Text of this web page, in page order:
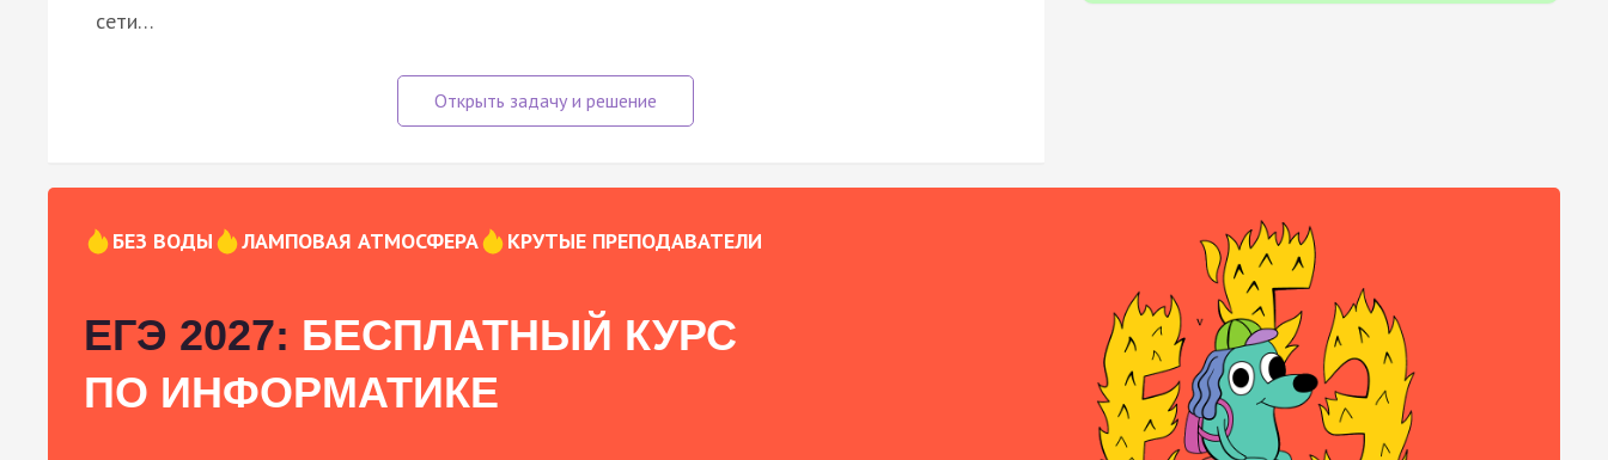
сети…
БЕЗ ВОДЫ ЛАМПОВАЯ АТМОСФЕРА КРУТЫЕ ПРЕПОДАВАТЕЛИ
ЕГЭ 2027: БЕСПЛАТНЫЙ КУРС
ПО ИНФОРМАТИКЕ